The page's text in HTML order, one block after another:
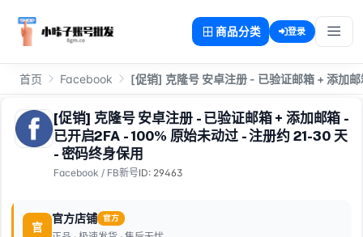
商品分类 登录
首页 Facebook [促销] 克隆号 安卓注册 - 已验证邮箱 + 添加
[促销] 克隆号 安卓注册 - 已验证邮箱 + 添加邮箱 -
已开启2FA - 100% 原始未动过 - 注册约 21-30 天
- 密码终身保用
Facebook / FB新号ID: 29463
官
官方店铺 官方